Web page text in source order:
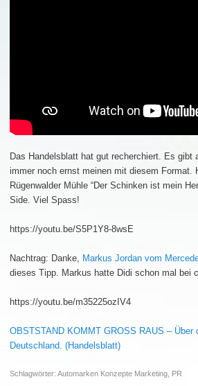
Das Handelsblatt hat gut recherchiert. Es gibt
immer noch ernst meinen mit diesem Format.
Rügenwalder Mühle “Der Schinken ist mein
Side. Viel Spass!
https://youtu.be/S5P1Y8-8wsE
Nachtrag: Danke, Markus Jordan vom
dieses Tipp. Markus hatte Didi schon mal bei
https://youtu.be/m35225ozIV4
OBSTSTAND KOMMT GROSS RAUS – Über
Deutschland. (Handelsblatt)
Schlagwörter: Automarken Konzepte Marketing PR